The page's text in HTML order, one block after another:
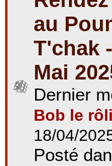
au
T'chak
Mai
Dernier
Bob le
18/04/
Posté